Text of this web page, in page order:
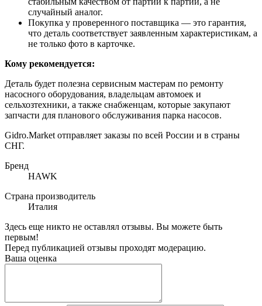
случайный аналог.
Покупка у проверенного поставщика — это гарантия,
что деталь соответствует заявленным характеристикам, а
не только фото в карточке.
Кому рекомендуется:
Деталь будет полезна сервисным мастерам по ремонту
насосного оборудования, владельцам автомоек и
сельхозтехники, а также снабженцам, которые закупают
запчасти для планового обслуживания парка насосов.
Gidro.Market отправляет заказы по всей России и в страны
СНГ.
Бренд
HAWK
Страна производитель
Италия
Здесь еще никто не оставлял отзывы. Вы можете быть
первым!
Перед публикацией отзывы проходят модерацию.
Ваша оценка